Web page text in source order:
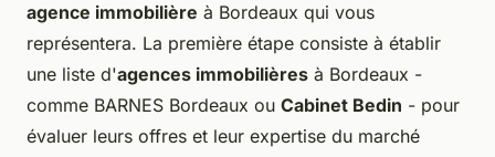
agence immobilière à Bordeaux qui vous
représentera. La première étape consiste à établir
une liste d'agences immobilières à Bordeaux -
comme BARNES Bordeaux ou Cabinet Bedin - pour
évaluer leurs offres et leur expertise du marché